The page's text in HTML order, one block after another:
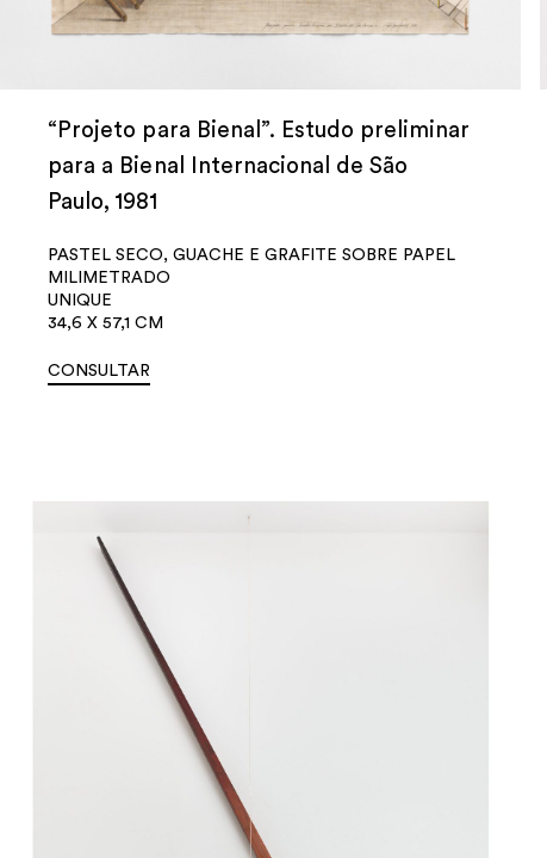
“Projeto para Bienal”. Estudo preliminar
para a Bienal Internacional de São
Paulo, 1981
PASTEL SECO, GUACHE E GRAFITE SOBRE PAPEL
MILIMETRADO
UNIQUE
34,6 X 57,1 CM
CONSULTAR